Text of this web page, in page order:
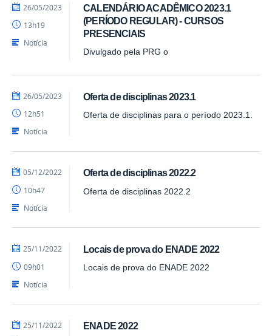
CALENDÁRIO ACADÊMICO 2023.1
(PERÍODO REGULAR) - CURSOS
PRESENCIAIS
Divulgado pela PRG o
por
publicado
26/05/2023
13h19
Notícia
Oferta de disciplinas 2023.1
Oferta de disciplinas para o período 2023.1.
por
publicado
26/05/2023
12h51
Notícia
Oferta de disciplinas 2022.2
Oferta de disciplinas 2022.2
por
publicado
05/12/2022
10h47
Notícia
Locais de prova do ENADE 2022
Locais de prova do ENADE 2022
por
publicado
25/11/2022
09h01
Notícia
ENADE 2022
por
publicado
25/11/2022